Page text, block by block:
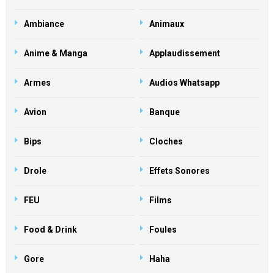
Ambiance Animaux
Anime & Manga Applaudissement
Armes Audios Whatsapp
Avion Banque
Bips Cloches
Drole Effets Sonores
FEU Films
Food & Drink Foules
Gore Haha